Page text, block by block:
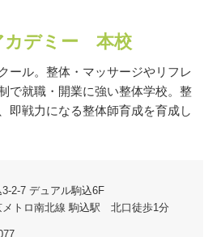
カデミー 本校
ール。整体・マッサージやリフレ
で就職・開業に強い整体学校。整
即戦力になる整体師育成を育成し
3-2-7 デュアル駒込6F
メトロ南北線 駒込駅 北口徒歩1分